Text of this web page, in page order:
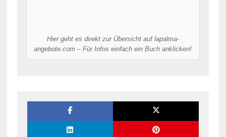
Hier geht es direkt zur Übersicht auf lapalma-
angebote.com – Für Infos einfach ein Buch anklicken!